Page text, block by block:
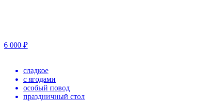
6 000 ₽
сладкое
с ягодами
особый повод
праздничный стол